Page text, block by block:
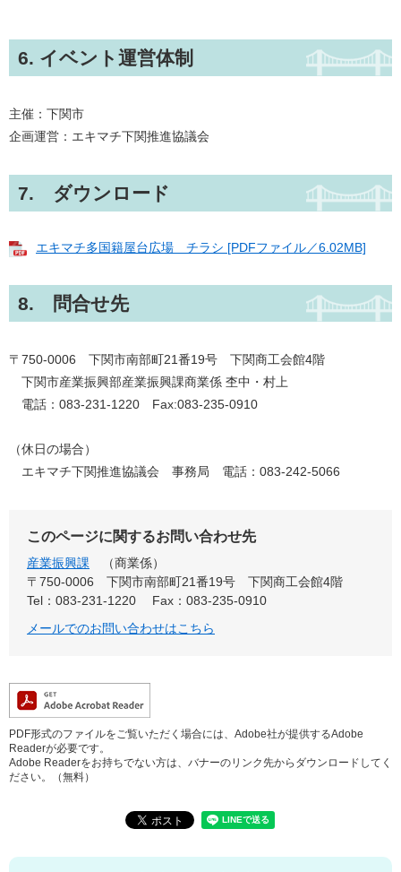
6. イベント運営体制
主催：下関市
企画運営：エキマチ下関推進協議会
7. ダウンロード
エキマチ多国籍屋台広場 チラシ [PDFファイル／6.02MB]
8. 問合せ先
〒750-0006 下関市南部町21番19号 下関商工会館4階
下関市産業振興部産業振興課商業係 杢中・村上
電話：083-231-1220 Fax:083-235-0910
（休日の場合）
エキマチ下関推進協議会 事務局 電話：083-242-5066
このページに関するお問い合わせ先
産業振興課
商業係
〒750-0006
下関市南部町21番19号 下関商工会館4階
Tel：083-231-1220
Fax：083-235-0910
メールでのお問い合わせはこちら
PDF形式のファイルをご覧いただく場合には、Adobe社が提供するAdobe
Readerが必要です。
Adobe Readerをお持ちでない方は、バナーのリンク先からダウンロードしてく
ださい。（無料）